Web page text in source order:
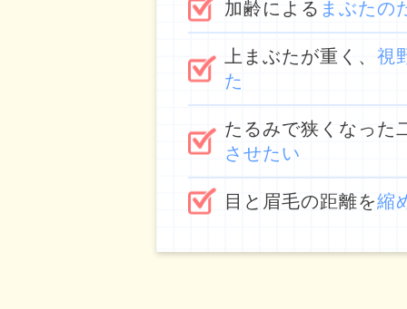
加齢による まぶたの
上まぶたが重く、 視
た
たるみで狭くなった
させたい
目と眉毛の距離を縮